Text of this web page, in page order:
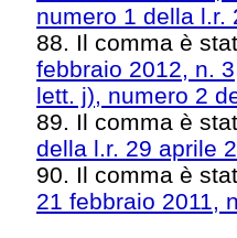
numero 1 della l.r.
88. Il comma è
febbraio 2012, n. 3
lett. j), numero 2
89. Il comma è
della l.r. 29 aprile
90. Il comma è
21 febbraio 2011,